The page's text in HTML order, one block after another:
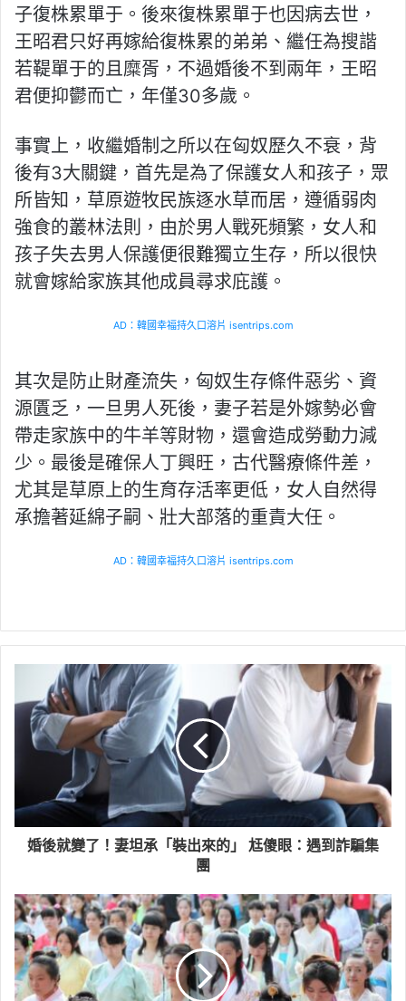
子復株累單于。後來復株累單于也因病去世，
王昭君只好再嫁給復株累的弟弟、繼任為搜諧
若鞮單于的且糜胥，不過婚後不到兩年，王昭
君便抑鬱而亡，年僅30多歲。
事實上，收繼婚制之所以在匈奴歷久不衰，背
後有3大關鍵，首先是為了保護女人和孩子，眾
所皆知，草原遊牧民族逐水草而居，遵循弱肉
強食的叢林法則，由於男人戰死頻繁，女人和
孩子失去男人保護便很難獨立生存，所以很快
就會嫁給家族其他成員尋求庇護。
AD：韓國幸福持久口溶片 isentrips.com
其次是防止財產流失，匈奴生存條件惡劣、資
源匱乏，一旦男人死後，妻子若是外嫁勢必會
帶走家族中的牛羊等財物，還會造成勞動力減
少。最後是確保人丁興旺，古代醫療條件差，
尤其是草原上的生育存活率更低，女人自然得
承擔著延綿子嗣、壯大部落的重責大任。
AD：韓國幸福持久口溶片 isentrips.com
婚後就變了！妻坦承「裝出來的」 尪傻眼：遇到詐騙集
團